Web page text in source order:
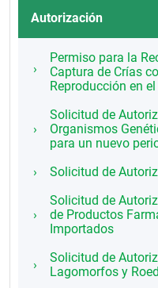
Autorización
Permiso para la
Captura de Crías
Reproducción en
Solicitud de
Organismos
para un nuevo
Solicitud de
Solicitud de
de Productos
Importados
Solicitud de
Lagomorfos y